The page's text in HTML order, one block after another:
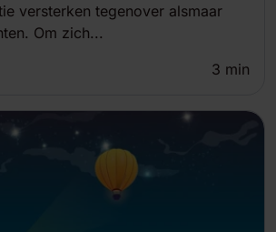
versterken tegenover alsmaar
Om zich...
3 min